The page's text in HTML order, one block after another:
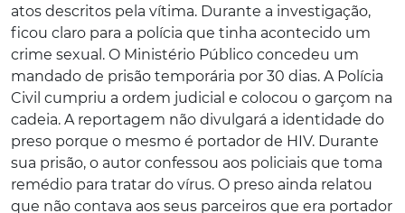
atos descritos pela vítima. Durante a investigação,
ficou claro para a polícia que tinha acontecido um
crime sexual. O Ministério Público concedeu um
mandado de prisão temporária por 30 dias. A Polícia
Civil cumpriu a ordem judicial e colocou o garçom na
cadeia. A reportagem não divulgará a identidade do
preso porque o mesmo é portador de HIV. Durante
sua prisão, o autor confessou aos policiais que toma
remédio para tratar do vírus. O preso ainda relatou
que não contava aos seus parceiros que era portador